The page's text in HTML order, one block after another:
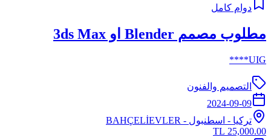
دوام كامل
مطلوب مصمم Blender او 3ds Max
UIG****
التصميم والفنون
2024-09-09
تركيا - اسطنبول - BAHÇELİEVLER
25,000.00 TL